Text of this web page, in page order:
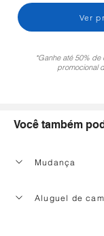
Ver
*Ganhe até 50%
promocional
Você também
Mudança
Aluguel de